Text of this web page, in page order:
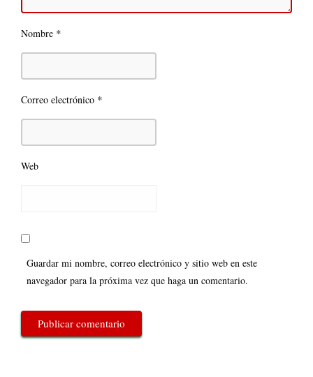
Nombre *
Correo electrónico *
Web
Guardar mi nombre, correo electrónico y sitio web en este
navegador para la próxima vez que haga un comentario.